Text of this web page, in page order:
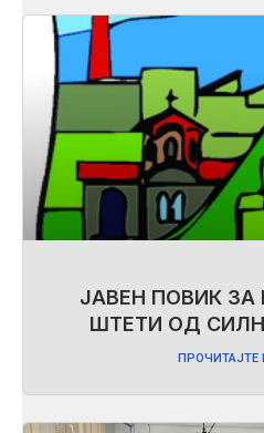
ЈАВЕН ПОВИК
ШТЕТИ ОД
ПРОЧИТАЈТЕ